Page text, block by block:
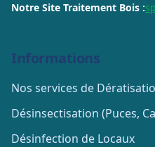
Notre Site Traitement Bois :
Informations
Nos services de
Désinsectisation (Puces,
Désinfection de Locaux